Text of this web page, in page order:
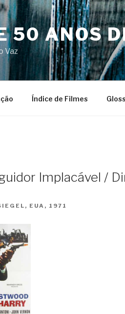
50 ANOS
Vaz
Índice de Filmes
Implacável /
EUA, 1971